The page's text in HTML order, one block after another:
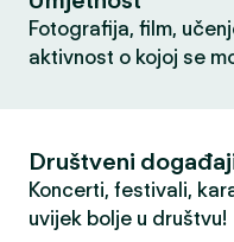
Fotografija, film,
aktivnost o kojoj se
Društveni
Koncerti, festivali,
uvijek bolje u društvu!